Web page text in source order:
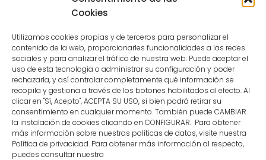
Cookies
Utilizamos cookies propias y de terceros para personalizar el
contenido de la web, proporcionarles funcionalidades a las redes
sociales y para analizar el tráfico de nuestra web. Puede aceptar el
uso de esta tecnología o administrar su configuración y poder
rechazarla, y así controlar completamente qué información se
recopila y gestiona a través de los botones habilitados al efecto. Al
clicar en "Sí, Acepto", ACEPTA SU USO, si bien podrá retirar su
consentimiento en cualquier momento. También puede CAMBIAR
la instalación de cookies clicando en CONFIGURAR. Para obtener
más información sobre nuestras políticas de datos, visite nuestra
Política de privacidad. Para obtener más información al respecto,
puedes consultar nuestra
CONTACTO
MENÚ PRINCIPAL
MI CUENTA